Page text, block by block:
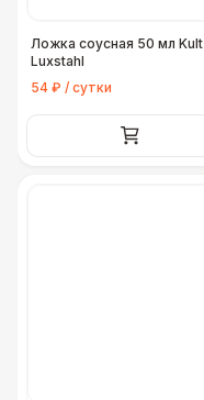
Ложка соусная 50 мл Kult
Luxstahl
54 ₽ / сутки